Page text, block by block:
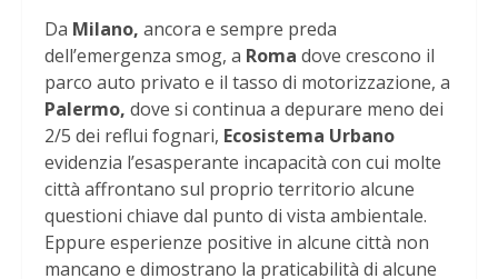
Da Milano, ancora e sempre preda
dell’emergenza smog, a Roma dove crescono il
parco auto privato e il tasso di motorizzazione, a
Palermo, dove si continua a depurare meno dei
2/5 dei reflui fognari, Ecosistema Urbano
evidenzia l’esasperante incapacità con cui molte
città affrontano sul proprio territorio alcune
questioni chiave dal punto di vista ambientale.
Eppure esperienze positive in alcune città non
mancano e dimostrano la praticabilità di alcune